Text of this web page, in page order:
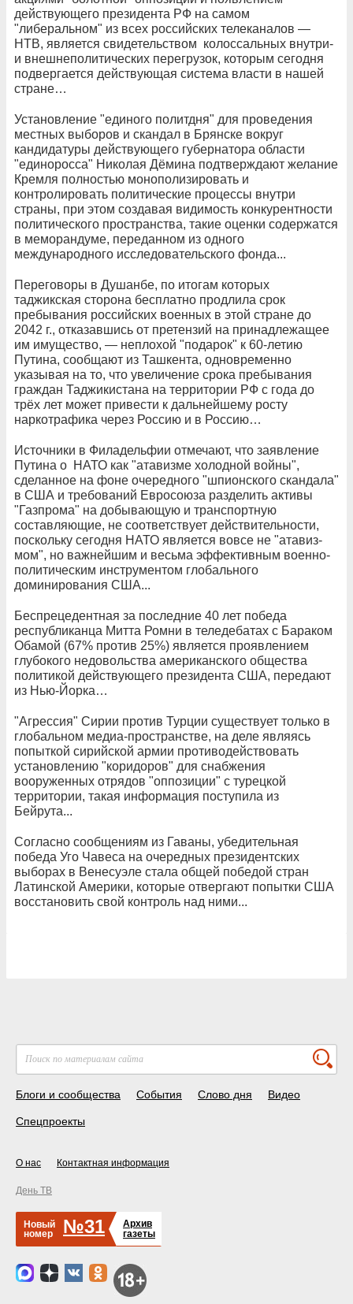
действующего президента РФ на самом
"либеральном" из всех российских телеканалов —
НТВ, является свидетельством колоссальных внутри-
и внешнеполитических перегрузок, которым сегодня
подвергается действующая система власти в нашей
стране…
Установление "единого политдня" для проведения
местных выборов и скандал в Брянске вокруг
кандидатуры действующего губернатора области
"единоросса" Николая Дёмина подтверждают желание
Кремля полностью монополизировать и
контролировать политические процессы внутри
страны, при этом создавая видимость конкурентности
политического пространства, такие оценки содержатся
в меморандуме, переданном из одного
международного исследовательского фонда...
Переговоры в Душанбе, по итогам которых
таджикская сторона бесплатно продлила срок
пребывания российских военных в этой стране до
2042 г., отказавшись от претензий на принадлежащее
им имущество, — неплохой "подарок" к 60-летию
Путина, сообщают из Ташкента, одновременно
указывая на то, что увеличение срока пребывания
граждан Таджикистана на территории РФ с года до
трёх лет может привести к дальнейшему росту
наркотрафика через Россию и в Россию…
Источники в Филадельфии отмечают, что заявление
Путина о НАТО как "атавизме холодной войны",
сделанное на фоне очередного "шпионского скандала"
в США и требований Евросоюза разделить активы
"Газпрома" на добывающую и транспортную
составляющие, не соответствует действительности,
поскольку сегодня НАТО является вовсе не "атавиз-
мом", но важнейшим и весьма эффективным военно-
политическим инструментом глобального
доминирования США...
Беспрецедентная за последние 40 лет победа
республиканца Митта Ромни в теледебатах с Бараком
Обамой (67% против 25%) является проявлением
глубокого недовольства американского общества
политикой действующего президента США, передают
из Нью-Йорка…
"Агрессия" Сирии против Турции существует только в
глобальном медиа-пространстве, на деле являясь
попыткой сирийской армии противодействовать
установлению "коридоров" для снабжения
вооруженных отрядов "оппозиции" с турецкой
территории, такая информация поступила из
Бейрута...
Согласно сообщениям из Гаваны, убедительная
победа Уго Чавеса на очередных президентских
выборах в Венесуэле стала общей победой стран
Латинской Америки, которые отвергают попытки США
восстановить свой контроль над ними...
Блоги и сообщества События Слово дня Видео
Спецпроекты
О нас Контактная информация
День ТВ
Новый
номер
№31
Архив
газеты